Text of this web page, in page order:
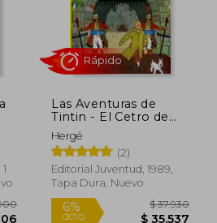
5%
dcto.
Las Aventuras de
Tintin - El Cetro de
Ottokar
Hergé
(2)
Editorial Juventud, 1989,
Tapa Dura, Nuevo